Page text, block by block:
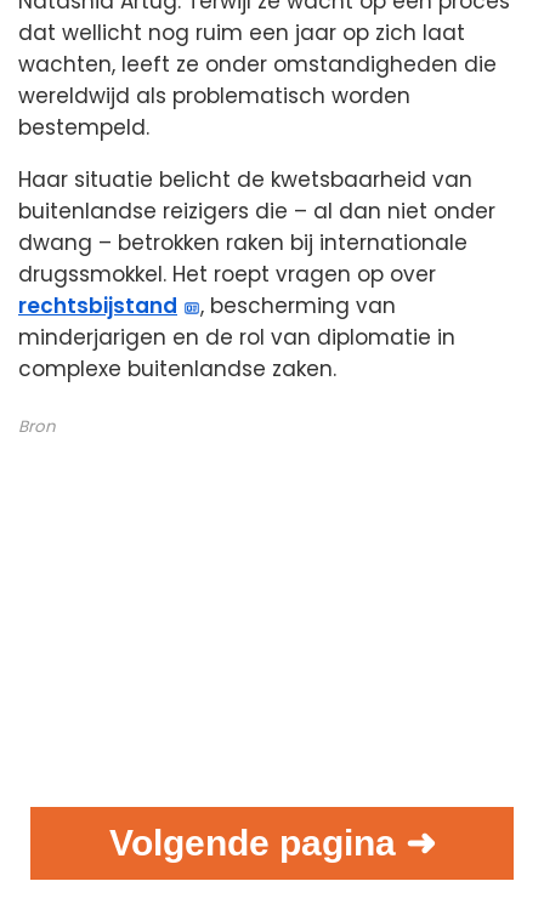
dat wellicht nog ruim een jaar op zich laat
wachten, leeft ze onder omstandigheden die
wereldwijd als problematisch worden
bestempeld.
Haar situatie belicht de kwetsbaarheid van
buitenlandse reizigers die – al dan niet onder
dwang – betrokken raken bij internationale
drugssmokkel. Het roept vragen op over
rechtsbijstand
, bescherming van
minderjarigen en de rol van diplomatie in
complexe buitenlandse zaken.
Bron
Volgende pagina ➜